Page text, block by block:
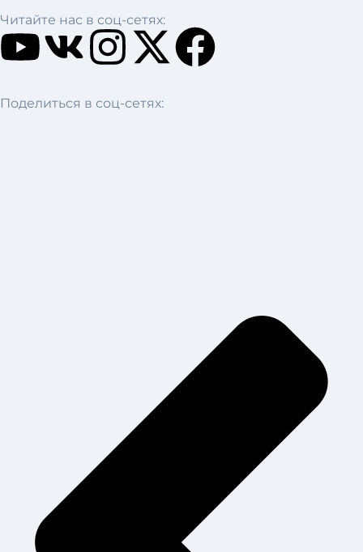
Читайте нас в соц-сетях:
Поделиться в соц-сетях: